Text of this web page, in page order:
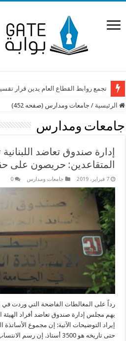
تجمع روابط القطاع العام يدين قرار
الرئيسية / جامعات ومدارس (صفحه 452)
جامعات ومدارس
إدارة صندوق تعاضد
المتقاعدين: حريصون على
7 فبراير، 2019 جامعات ومدارس 0
رداً على المغالطات الفاضحة التي وردت في
يهم مجلس إدارة صندوق تعاضد أفراد الهيئة
إيراد التوضيحات الآتية: إن مجموع